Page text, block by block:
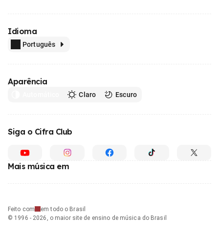
Idioma
Português
Aparência
Claro Escuro
Siga o Cifra Club
Mais música em
Feito com
em todo o Brasil
© 1996 - 2026, o maior site de ensino de música do Brasil